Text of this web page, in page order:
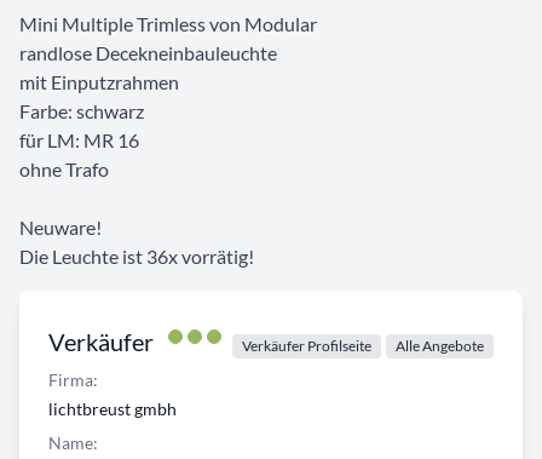
Verkäufer Verkäufer Profilseite Alle Angebote
Firma:
lichtbreust gmbh
Name:
Mini Multiple Trimless von Modular
randlose Decekneinbauleuchte
mit Einputzrahmen
Farbe: schwarz
für LM: MR 16
ohne Trafo
Neuware!
Die Leuchte ist 36x vorrätig!